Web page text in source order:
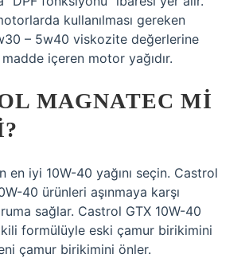
kullanılması gereken
– 5w40 viskozite değerlerine
içeren motor yağıdır.
MAGNATEC MI
en iyi 10W-40 yağını seçin. Castrol
40 ürünleri aşınmaya karşı
sağlar. Castrol GTX 10W-40
formülüyle eski çamur birikimini
çamur birikimini önler.